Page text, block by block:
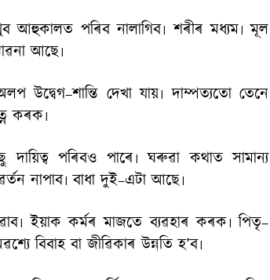
পৰিব নালাগিব৷ শৰীৰ মধ্যম৷ মূল
আছে৷
দেখা যায়৷ দাম্পত্যতো তেনে
কৰক৷
পৰিবও পাৰে৷ ঘৰুৱা কথাত সামান্য
নাপাব৷ বাধা দুই–এটা আছে৷
ইয়াক কর্মৰ মাজতে ব্যৱহাৰ কৰক৷ পিতৃ–
বিবাহ বা জীৱিকাৰ উন্নতি হ’ব৷